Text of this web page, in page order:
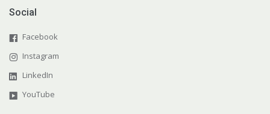
Social
Facebook
Instagram
LinkedIn
YouTube